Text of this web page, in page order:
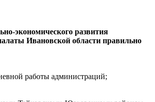
экономического развития
Ивановской области правильно
работы администраций;